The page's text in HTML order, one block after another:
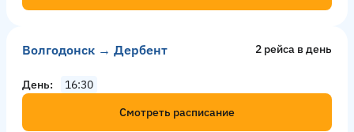
Волгодонск → Дербент 2 рейсa в день
День
16:30
Смотреть расписание